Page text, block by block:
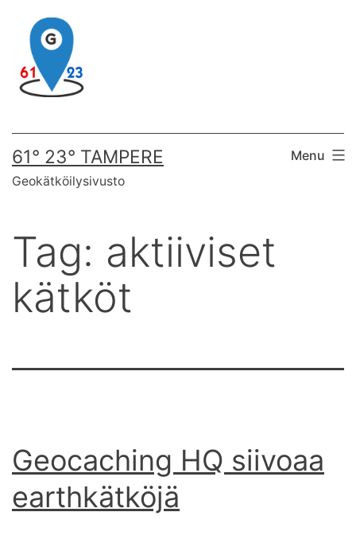
content
61° 23° TAMPERE
Geokätköilysivusto
Menu
Tag: aktiiviset
kätköt
Geocaching HQ siivoaa
earthkätköjä